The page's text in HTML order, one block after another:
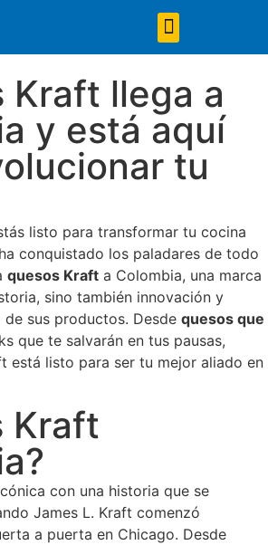
Kraft llega a
y está aquí
tu
listo para transformar tu cocina
conquistado los paladares de todo
quesos Kraft a Colombia, una marca
sino también innovación y
sus productos. Desde quesos que
que te salvarán en tus pausas,
está listo para ser tu mejor aliado en
Kraft
con una historia que se
James L. Kraft comenzó
a puerta en Chicago. Desde